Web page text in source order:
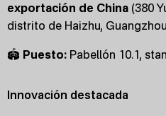
exportación de China (380
distrito de Haizhu,
🏟 Puesto: Pabellón 10.1,
Innovación destacada